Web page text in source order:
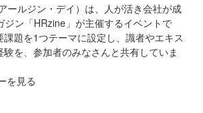
ールジン・デイ）は、人が活き会社が成
ジン「HRzine」が主催するイベントで
題を1つテーマに設定し、識者やエキス
を、参加者のみなさんと共有していま
を見る